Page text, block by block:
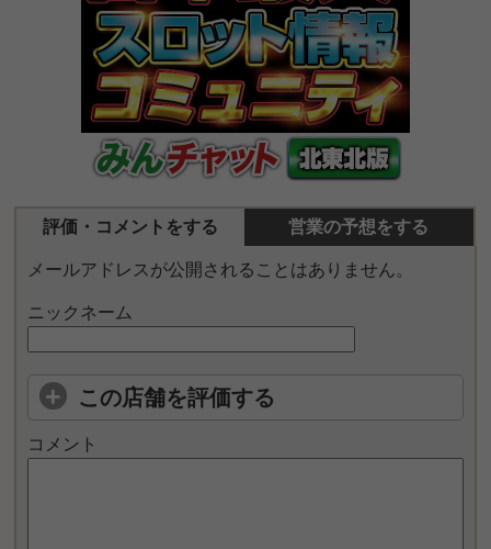
評価・コメントをする 営業の予想をする
メールアドレスが公開されることはありません。
ニックネーム
この店舗を評価する
コメント